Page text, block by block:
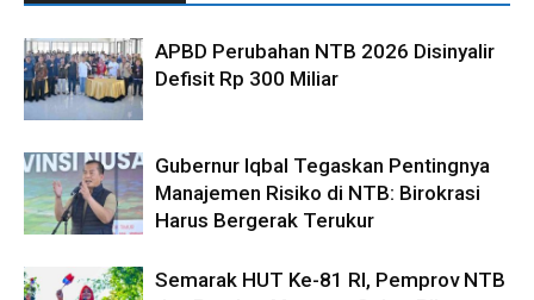
APBD Perubahan NTB 2026 Disinyalir
Defisit Rp 300 Miliar
Gubernur Iqbal Tegaskan Pentingnya
Manajemen Risiko di NTB: Birokrasi
Harus Bergerak Terukur
Semarak HUT Ke-81 RI, Pemprov NTB